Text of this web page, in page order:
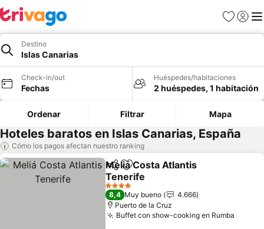
Favoritos
Iniciar
Destino
Islas Canarias
Check-in/out
Fechas
Huéspedes/habitaciones
2 huéspedes, 1 habitación
Ordenar Filtrar Mapa
Hoteles baratos en Islas Canarias, España
Cómo los pagos afectan nuestro ranking
CompartirAgregar a favoritos
Meliá Costa Atlantis
Tenerife
4 Estrellas
8,4 Muy bueno
4.666
Puerto de la Cruz
Buffet con show-cooking en Rumba